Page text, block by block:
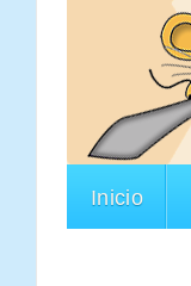
Inicio